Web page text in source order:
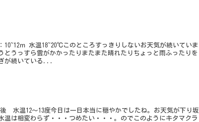
ｍ 水温18~20℃このところすっきりしないお天気が続いていま
とうっすら雲がかかったりまたまた晴れたりちょっと雨ふったりを
が続いている...
水温12～13度今日は一日本当に穏やかでしたね。お天気が下り坂
温は相変わらず・・・つめたい・・・。のでこのようにキタマクラ